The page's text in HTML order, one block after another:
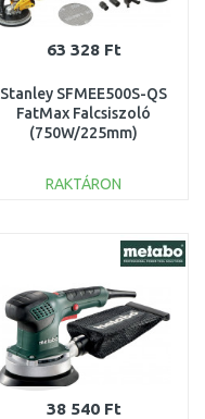
63 328 Ft
Stanley SFMEE500S-QS
FatMax Falcsiszoló
(750W/225mm)
RAKTÁRON
Összehasonlítás
38 540 Ft